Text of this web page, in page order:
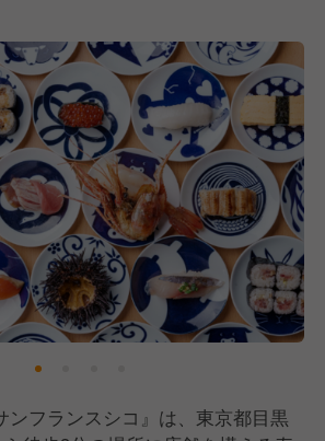
ンフランスシコ』は、東京都目黒